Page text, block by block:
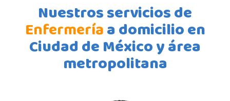
Nuestros servicios de
Enfermeríaa domicilio en
Ciudad de México y área
metropolitana